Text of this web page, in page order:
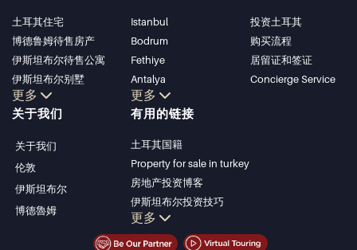
土耳其住宅
博德鲁姆待售房产
伊斯坦布尔待售公寓
伊斯坦布尔别墅
博德鲁姆别墅
安塔利亚待售公寓
更多
Istanbul
Bodrum
Fethiye
Antalya
Kalkan
Alanya
Kemer
Dalyan
更多
投资土耳其
购买流程
居留证和签证
Concierge Service
关于我们
关于我们
伦敦
伊斯坦布尔
博德魯姆
有用的链接
土耳其国籍
Property for sale in turkey
房地产投资博客
伊斯坦布尔投资技巧
土耳其房产投资
伊斯坦布尔投资型房产
更多